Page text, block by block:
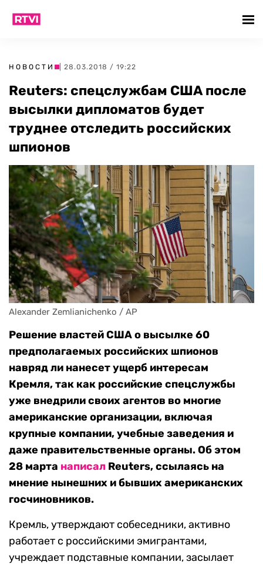
НОВОСТИ | 28.03.2018 / 19:22
Reuters: спецслужбам США после
высылки дипломатов будет
труднее отследить российских
шпионов
Alexander Zemlianichenko / AP
Решение властей США о высылке 60
предполагаемых российских шпионов
навряд ли нанесет ущерб интересам
Кремля, так как российские спецслужбы
уже внедрили своих агентов во многие
американские организации, включая
крупные компании, учебные заведения и
даже правительственные органы. Об этом
28 марта написал Reuters, ссылаясь на
мнение нынешних и бывших американских
госчиновников.
Кремль, утверждают собеседники, активно
работает с российскими эмигрантами,
учреждает подставные компании, засылает